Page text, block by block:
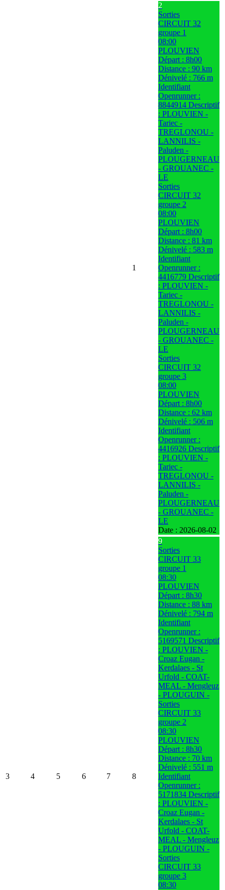
1
2
Sorties
CIRCUIT 32
groupe 1
08:00
PLOUVIEN
Départ : 8h00
Distance : 90 km
Dénivelé : 766 m
Identifiant
Openrunner :
8844914 Descriptif
: PLOUVIEN -
Tariec -
TREGLONOU -
LANNILIS -
Paluden -
PLOUGERNEAU
- GROUANEC -
LE
Sorties
CIRCUIT 32
groupe 2
08:00
PLOUVIEN
Départ : 8h00
Distance : 81 km
Dénivelé : 583 m
Identifiant
Openrunner :
4416779 Descriptif
: PLOUVIEN -
Tariec -
TREGLONOU -
LANNILIS -
Paluden -
PLOUGERNEAU
- GROUANEC -
LE
Sorties
CIRCUIT 32
groupe 3
08:00
PLOUVIEN
Départ : 8h00
Distance : 62 km
Dénivelé : 506 m
Identifiant
Openrunner :
4416926 Descriptif
: PLOUVIEN -
Tariec -
TREGLONOU -
LANNILIS -
Paluden -
PLOUGERNEAU
- GROUANEC -
LE
Date : 2026-08-02
3 4 5 6 7 8
9
Sorties
CIRCUIT 33
groupe 1
08:30
PLOUVIEN
Départ : 8h30
Distance : 88 km
Dénivelé : 794 m
Identifiant
Openrunner :
5169571 Descriptif
: PLOUVIEN -
Croaz Eugan -
Kerdalaes - St
Urfold - COAT-
MEAL - Mengleuz
- PLOUGUIN -
Sorties
CIRCUIT 33
groupe 2
08:30
PLOUVIEN
Départ : 8h30
Distance : 70 km
Dénivelé : 551 m
Identifiant
Openrunner :
5171834 Descriptif
: PLOUVIEN -
Croaz Eugan -
Kerdalaes - St
Urfold - COAT-
MEAL - Mengleuz
- PLOUGUIN -
Sorties
CIRCUIT 33
groupe 3
08:30